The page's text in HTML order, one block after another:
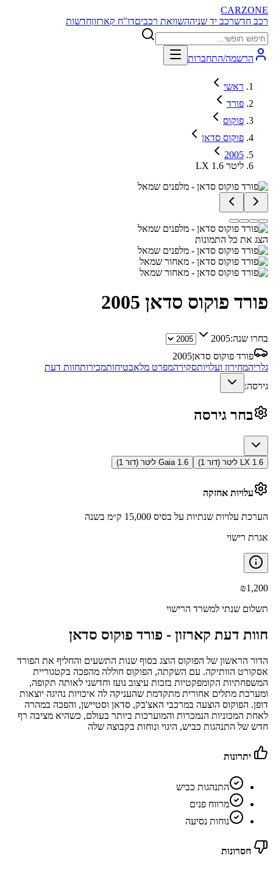
CARZONE
רכב חדשרכב יד שניההשוואת רכביםדו"ח קארזוןחדשות
הרשמה/התחברות
ראשי
פורד
פוקוס
פוקוס סדאן
2005
LX 1.6 ליטר
הצג את כל התמונות
פורד פוקוס סדאן 2005
בחרו שנה:2005
פורד פוקוס סדאן2005
גלריהמחירון ועלויותסקירהמפרט מלאבטיחותמכירותחוות דעת
גירסה:
בחר גירסה
LX 1.6 ליטר (דור 1) Gaia 1.6 ליטר (דור 1)
עלויות אחזקה
הערכת עלויות שנתיות על בסיס 15,000 ק״מ בשנה
אגרת רישוי
₪1,200
תשלום שנתי למשרד הרישוי
חוות דעת קארזון - פורד פוקוס סדאן
הדור הראשון של הפוקוס הוצג בסוף שנות התשעים והחליף את הפורד
אסקורט הוותיקה. עם השקתה, הפוקוס חוללה מהפכה בקטגוריית
המשפחתיות הקומפקטיות בזכות עיצוב נועז וחדשני לאותה תקופה,
ומערכת מתלים אחורית מתקדמת שהעניקה לה איכויות נהיגה יוצאות
דופן. הפוקוס הוצעה במרכבי האצ'בק, סדאן וסטיישן, והפכה במהרה
לאחת המכוניות הנמכרות והמוערכות ביותר בעולם, כשהיא מציבה רף
חדש של התנהגות כביש, היגוי ונוחות בקבוצה שלה
יתרונות
התנהגות כביש
מרווח פנים
נוחות נסיעה
חסרונות